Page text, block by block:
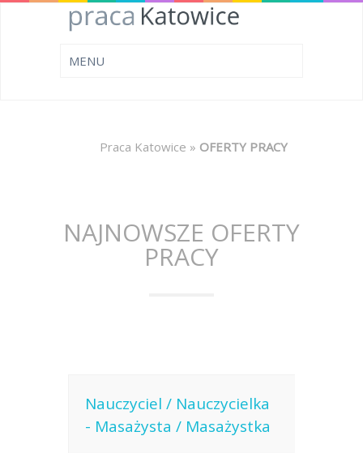
Praca Katowice » OFERTY PRACY
NAJNOWSZE OFERTY
PRACY
Nauczyciel / Nauczycielka
- Masażysta / Masażystka